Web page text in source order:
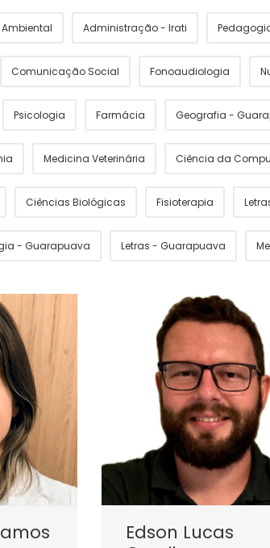
Administração - Irati
Comunicação Social Fonoaudiologia
Psicologia Farmácia Geografia -
Medicina Veterinária Ciência da
Ciências Biológicas Fisioterapia
- Guarapuava Letras - Guarapuava
Edson Lucas